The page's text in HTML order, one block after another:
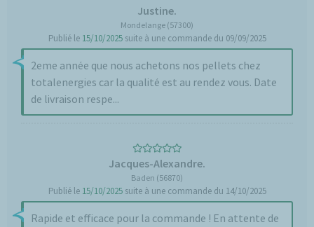
Justine.
Mondelange (57300)
Publié le 15/10/2025suite à une commande du 09/09/2025
2eme année que nous achetons nos pellets chez
totalenergies car la qualité est au rendez vous. Date
de livraison respe...
Jacques-Alexandre.
Baden (56870)
Publié le 15/10/2025suite à une commande du 14/10/2025
Rapide et efficace pour la commande ! En attente de